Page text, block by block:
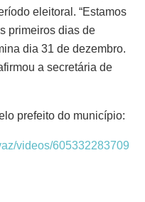
eleitoral. “Estamos
primeiros dias de
dia 31 de dezembro.
a secretária de
prefeito do município:
videos/605332283709